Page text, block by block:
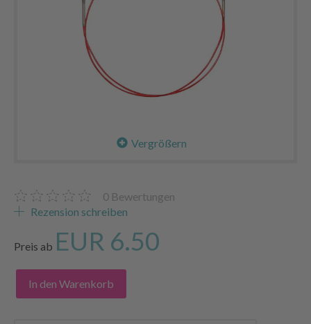
Vergrößern
0 Bewertungen
Rezension schreiben
Preis ab EUR 6.50
In den Warenkorb